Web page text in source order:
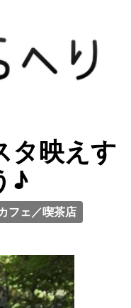
タ映えす
♪
フェ／喫茶店